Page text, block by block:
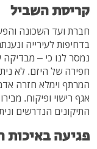
קריסת השביל
חברת ועד השכונה
בדחיפות לעירייה
נמסר לנו כי –
חפירה של היזם. לא
המרתף וימלא חזרה
אגף רישוי ופיקוח.
התיקונים הנדרשים
פגיעה באיכות